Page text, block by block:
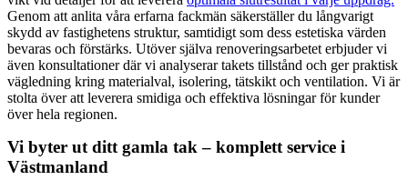
Genom att anlita våra erfarna fackmän säkerställer du långvarigt
skydd av fastighetens struktur, samtidigt som dess estetiska värden
bevaras och förstärks. Utöver själva renoveringsarbetet erbjuder vi
även konsultationer där vi analyserar takets tillstånd och ger praktisk
vägledning kring materialval, isolering, tätskikt och ventilation. Vi är
stolta över att leverera smidiga och effektiva lösningar för kunder
över hela regionen.
Vi byter ut ditt gamla tak – komplett service i
Västmanland